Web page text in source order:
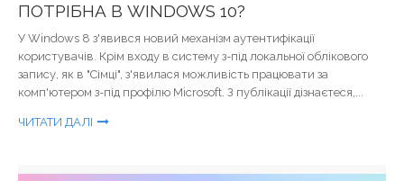
ПОТРІБНА В WINDOWS 10?
У Windows 8 з'явився новий механізм аутентифікації
користувачів. Крім входу в систему з-під локальної облікового
запису, як в "Сімці", з'явилася можливість працювати за
комп'ютером з-під профілю Microsoft. З публікації дізнаєтеся,...
ЧИТАТИ ДАЛІ